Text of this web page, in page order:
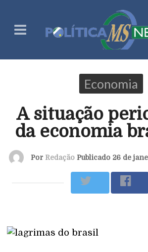
Economia
A situação
da economia
Por Redação Publicado 26 de